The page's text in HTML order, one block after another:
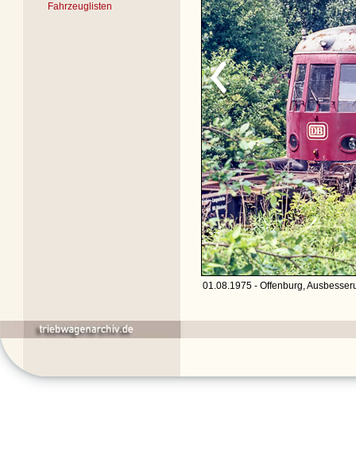
Fahrzeuglisten
01.08.1975 - Offenburg,